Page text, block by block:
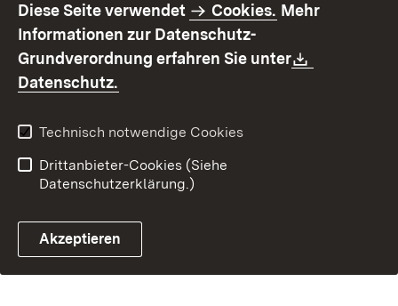
Benutzungshinweise
Erklärung zur
Barrierefreiheit
Kontakt
Fehlerhaften Link melden
Diese Seite verwendet Cookies. Mehr
Informationen zur Datenschutz-
Grundverordnung erfahren Sie unter
Datenschutz.
Technisch notwendige Cookies
Drittanbieter-Cookies (Siehe
Datenschutzerklärung.)
Akzeptieren